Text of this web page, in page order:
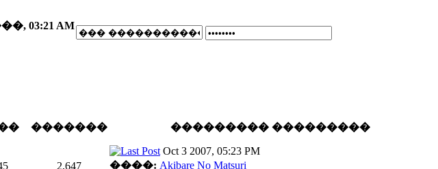
03:21 AM
�������
��������� ���������
2,647
Oct 3 2007, 05:23 PM
����: Akibare No Matsuri